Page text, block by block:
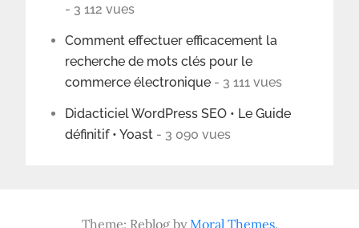
- 3 112 vues
Comment effectuer efficacement la
recherche de mots clés pour le
commerce électronique - 3 111 vues
Didacticiel WordPress SEO • Le Guide
définitif • Yoast - 3 090 vues
Theme: Reblog by Moral Themes.